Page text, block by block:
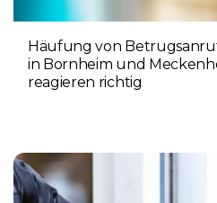
Häufung von
in Bornheim und
reagieren richtig